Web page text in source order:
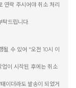
연락 주시어야 취소 처리
드립니다.
될 수 있어 "오전 10시 이
이 시작된 후에는 취소
이더라도 발송이 되었거